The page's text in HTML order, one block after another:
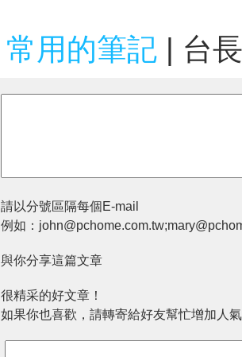
常用的筆記 | 台
請以分號區隔每個E-mail
例如：
與你分享這篇文章
很精采的好文章！
如果你也喜歡，請轉寄給好友幫忙增加人